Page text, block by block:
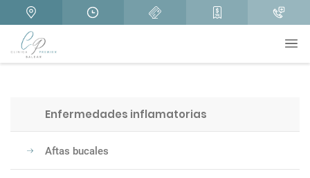
Enfermedades inflamatorias
Aftas bucales